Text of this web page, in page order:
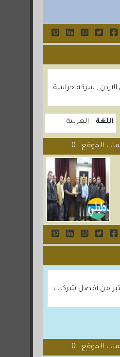
, شركة حراسة
اللغة العربية
الموقع : 0
من أفضل شركات
الموقع : 0